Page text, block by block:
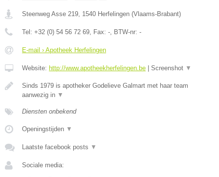
Steenweg Asse 219 1540 Herfelingen (Vlaams-Brabant)
Tel: +32 (0) 54 56 72 69 , Fax: - , BTW-nr: -
E-mail › Apotheek Herfelingen
Website: http://www.apotheekherfelingen.be Screenshot ▼
Sinds 1979 is apotheker Godelieve Galmart met haar team
aanwezig in ▼
Diensten onbekend
Openingstijden ▼
Laatste facebook posts ▼
Sociale media: